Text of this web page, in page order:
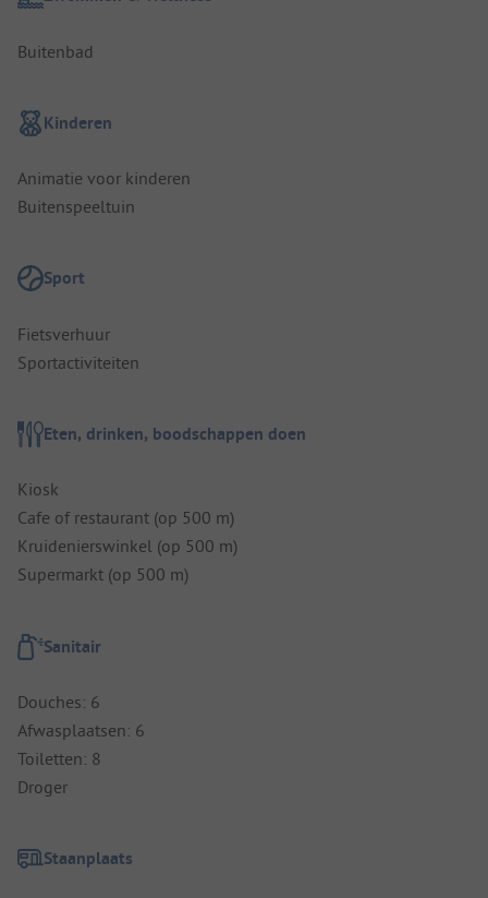
Buitenbad
Kinderen
Animatie voor kinderen
Buitenspeeltuin
Sport
Fietsverhuur
Sportactiviteiten
Eten, drinken, boodschappen doen
Kiosk
Cafe of restaurant (op 500 m)
Kruidenierswinkel (op 500 m)
Supermarkt (op 500 m)
Sanitair
Douches: 6
Afwasplaatsen: 6
Toiletten: 8
Droger
Staanplaats